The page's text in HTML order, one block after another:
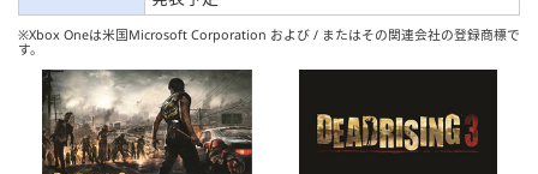
※Xbox Oneは米国Microsoft Corporation および / またはその関連会社の登録商標で
す。